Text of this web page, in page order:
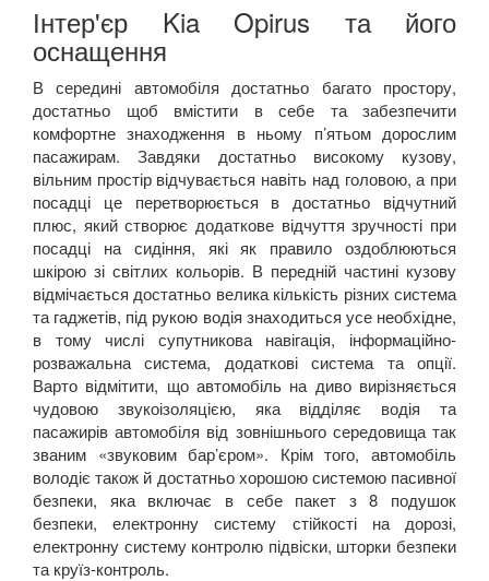
Інтер'єр Kia Opirus та його
оснащення
В середині автомобіля достатньо багато простору,
достатньо щоб вмістити в себе та забезпечити
комфортне знаходження в ньому п’ятьом дорослим
пасажирам. Завдяки достатньо високому кузову,
вільним простір відчувається навіть над головою, а при
посадці це перетворюється в достатньо відчутний
плюс, який створює додаткове відчуття зручності при
посадці на сидіння, які як правило оздоблюються
шкірою зі світлих кольорів. В передній частині кузову
відмічається достатньо велика кількість різних система
та гаджетів, під рукою водія знаходиться усе необхідне,
в тому числі супутникова навігація, інформаційно-
розважальна система, додаткові система та опції.
Варто відмітити, що автомобіль на диво вирізняється
чудовою звукоізоляцією, яка відділяє водія та
пасажирів автомобіля від зовнішнього середовища так
званим «звуковим бар’єром». Крім того, автомобіль
володіє також й достатньо хорошою системою пасивної
безпеки, яка включає в себе пакет з 8 подушок
безпеки, електронну систему стійкості на дорозі,
електронну систему контролю підвіски, шторки безпеки
та круїз-контроль.